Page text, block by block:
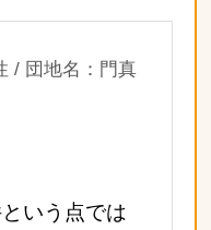
/ 団地名：門真
いう点では